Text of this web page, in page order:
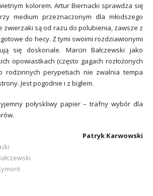
kolorem. Artur Biernacki sprawdza się
medium przeznaczonym dla młodszego
zwierzaki są od razu do polubienia, zawsze z
do hecy. Z tymi swoimi rozdziawionymi
się doskonale. Marcin Bałczewski jako
opowiastkach (często gagach rozłożonych
rodzinnych perypetiach nie zwalnia tempa
Jest pogodnie i z biglem.
połyskliwy papier – trafny wybór dla
Patryk Karwowski